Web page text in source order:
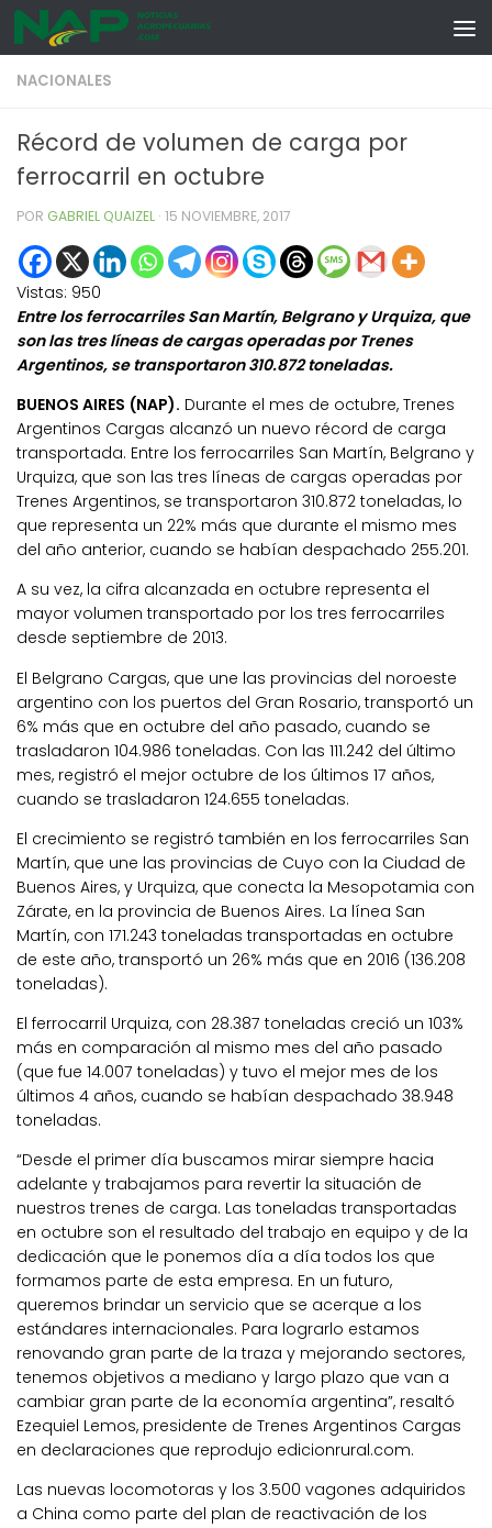
Skip to content
NACIONALES
Récord de volumen de carga por
ferrocarril en octubre
POR GABRIEL QUAIZEL · 15 NOVIEMBRE, 2017
Vistas: 950
Entre los ferrocarriles San Martín, Belgrano y Urquiza, que
son las tres líneas de cargas operadas por Trenes
Argentinos, se transportaron 310.872 toneladas.
BUENOS AIRES (NAP). Durante el mes de octubre, Trenes
Argentinos Cargas alcanzó un nuevo récord de carga
transportada. Entre los ferrocarriles San Martín, Belgrano y
Urquiza, que son las tres líneas de cargas operadas por
Trenes Argentinos, se transportaron 310.872 toneladas, lo
que representa un 22% más que durante el mismo mes
del año anterior, cuando se habían despachado 255.201.
A su vez, la cifra alcanzada en octubre representa el
mayor volumen transportado por los tres ferrocarriles
desde septiembre de 2013.
El Belgrano Cargas, que une las provincias del noroeste
argentino con los puertos del Gran Rosario, transportó un
6% más que en octubre del año pasado, cuando se
trasladaron 104.986 toneladas. Con las 111.242 del último
mes, registró el mejor octubre de los últimos 17 años,
cuando se trasladaron 124.655 toneladas.
El crecimiento se registró también en los ferrocarriles San
Martín, que une las provincias de Cuyo con la Ciudad de
Buenos Aires, y Urquiza, que conecta la Mesopotamia con
Zárate, en la provincia de Buenos Aires. La línea San
Martín, con 171.243 toneladas transportadas en octubre
de este año, transportó un 26% más que en 2016 (136.208
toneladas).
El ferrocarril Urquiza, con 28.387 toneladas creció un 103%
más en comparación al mismo mes del año pasado
(que fue 14.007 toneladas) y tuvo el mejor mes de los
últimos 4 años, cuando se habían despachado 38.948
toneladas.
“Desde el primer día buscamos mirar siempre hacia
adelante y trabajamos para revertir la situación de
nuestros trenes de carga. Las toneladas transportadas
en octubre son el resultado del trabajo en equipo y de la
dedicación que le ponemos día a día todos los que
formamos parte de esta empresa. En un futuro,
queremos brindar un servicio que se acerque a los
estándares internacionales. Para lograrlo estamos
renovando gran parte de la traza y mejorando sectores,
tenemos objetivos a mediano y largo plazo que van a
cambiar gran parte de la economía argentina”, resaltó
Ezequiel Lemos, presidente de Trenes Argentinos Cargas
en declaraciones que reprodujo edicionrural.com.
Las nuevas locomotoras y los 3.500 vagones adquiridos
a China como parte del plan de reactivación de los